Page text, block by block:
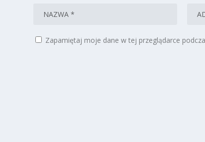
Zapamiętaj moje dane w tej przeglądarce